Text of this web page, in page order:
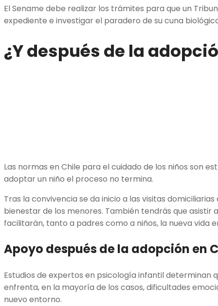
El Sename debe realizar los trámites para que un
expediente e investigar el paradero de su cuna
¿Y después de la
Las normas en Chile para el cuidado de los niños son
adoptar un niño el proceso no termina.
Tras la convivencia se da inicio a las visitas
bienestar de los menores. También tendrás que asistir
facilitarán, tanto a padres como a niños, la nueva vida
Apoyo después de la adopción en
Estudios de expertos en psicología infantil determinan
enfrenta, en la mayoría de los casos, dificultades
nuevo entorno.